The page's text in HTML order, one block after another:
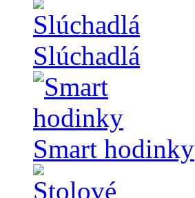
Slúchadlá
Smart hodinky